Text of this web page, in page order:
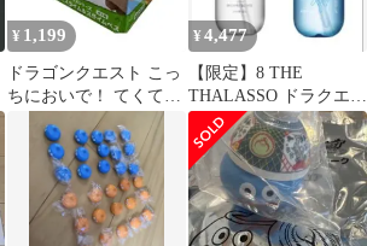
¥ 1,199
ドラゴンクエスト こっ
ちにおいで！ てくてく
スライムベス
¥ 4,477
【限定】8 THE
THALASSO ドラクエ
ヘアオイル 2種セット